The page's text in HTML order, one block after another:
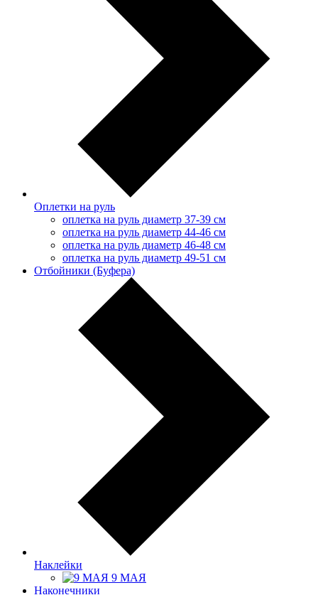
Оплетки на руль
оплетка на руль диаметр 37-39 см
оплетка на руль диаметр 44-46 см
оплетка на руль диаметр 46-48 см
оплетка на руль диаметр 49-51 см
Отбойники (Буфера)
Наклейки
9 МАЯ
Наконечники